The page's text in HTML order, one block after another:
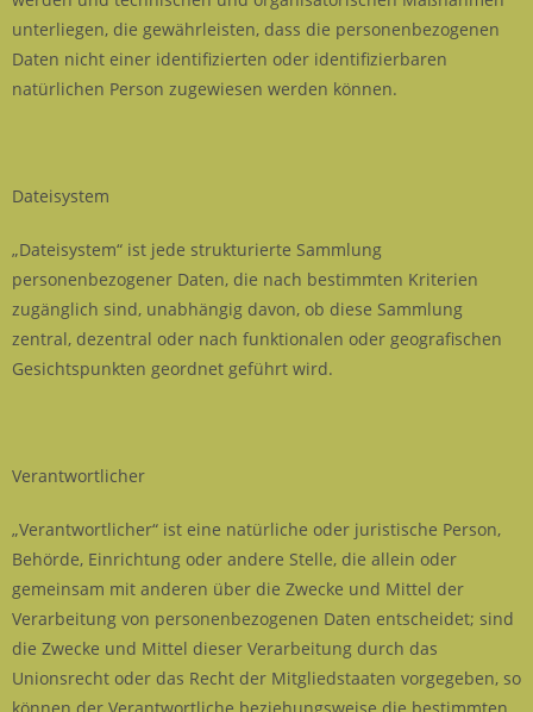
unterliegen, die gewährleisten, dass die personenbezogenen
Daten nicht einer identifizierten oder identifizierbaren
natürlichen Person zugewiesen werden können.
Dateisystem
„Dateisystem“ ist jede strukturierte Sammlung
personenbezogener Daten, die nach bestimmten Kriterien
zugänglich sind, unabhängig davon, ob diese Sammlung
zentral, dezentral oder nach funktionalen oder geografischen
Gesichtspunkten geordnet geführt wird.
Verantwortlicher
„Verantwortlicher“ ist eine natürliche oder juristische Person,
Behörde, Einrichtung oder andere Stelle, die allein oder
gemeinsam mit anderen über die Zwecke und Mittel der
Verarbeitung von personenbezogenen Daten entscheidet; sind
die Zwecke und Mittel dieser Verarbeitung durch das
Unionsrecht oder das Recht der Mitgliedstaaten vorgegeben, so